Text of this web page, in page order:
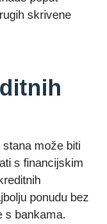
skrivene
stana može biti
s financijskim
ponudu bez
s bankama.